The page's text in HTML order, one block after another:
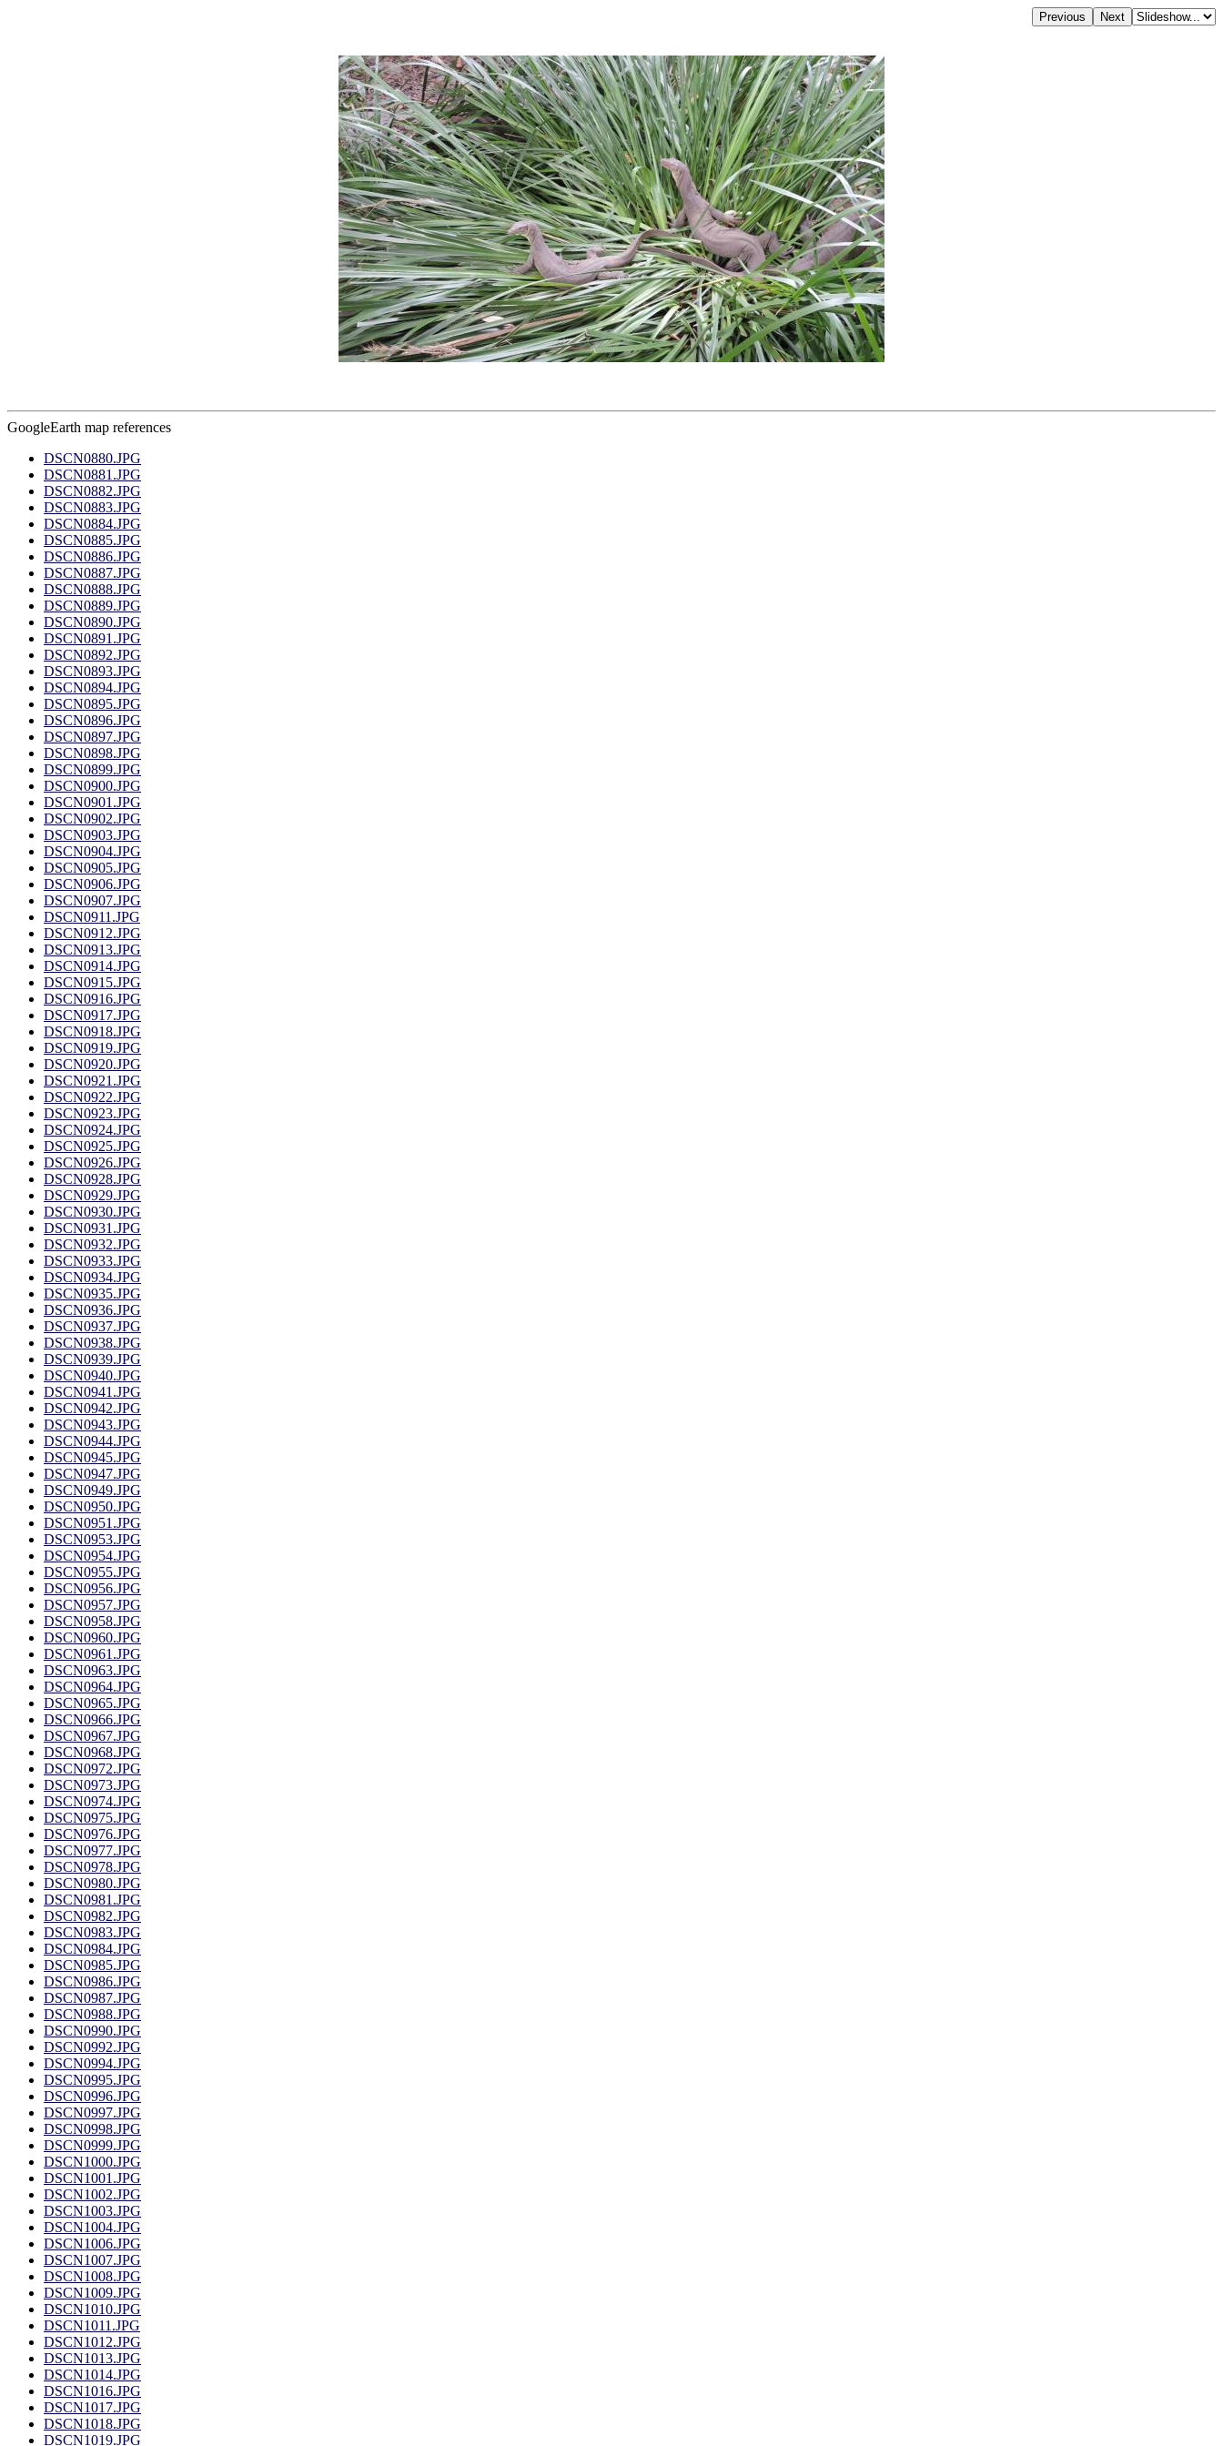
GoogleEarth map references
DSCN0880.JPG
DSCN0881.JPG
DSCN0882.JPG
DSCN0883.JPG
DSCN0884.JPG
DSCN0885.JPG
DSCN0886.JPG
DSCN0887.JPG
DSCN0888.JPG
DSCN0889.JPG
DSCN0890.JPG
DSCN0891.JPG
DSCN0892.JPG
DSCN0893.JPG
DSCN0894.JPG
DSCN0895.JPG
DSCN0896.JPG
DSCN0897.JPG
DSCN0898.JPG
DSCN0899.JPG
DSCN0900.JPG
DSCN0901.JPG
DSCN0902.JPG
DSCN0903.JPG
DSCN0904.JPG
DSCN0905.JPG
DSCN0906.JPG
DSCN0907.JPG
DSCN0911.JPG
DSCN0912.JPG
DSCN0913.JPG
DSCN0914.JPG
DSCN0915.JPG
DSCN0916.JPG
DSCN0917.JPG
DSCN0918.JPG
DSCN0919.JPG
DSCN0920.JPG
DSCN0921.JPG
DSCN0922.JPG
DSCN0923.JPG
DSCN0924.JPG
DSCN0925.JPG
DSCN0926.JPG
DSCN0928.JPG
DSCN0929.JPG
DSCN0930.JPG
DSCN0931.JPG
DSCN0932.JPG
DSCN0933.JPG
DSCN0934.JPG
DSCN0935.JPG
DSCN0936.JPG
DSCN0937.JPG
DSCN0938.JPG
DSCN0939.JPG
DSCN0940.JPG
DSCN0941.JPG
DSCN0942.JPG
DSCN0943.JPG
DSCN0944.JPG
DSCN0945.JPG
DSCN0947.JPG
DSCN0949.JPG
DSCN0950.JPG
DSCN0951.JPG
DSCN0953.JPG
DSCN0954.JPG
DSCN0955.JPG
DSCN0956.JPG
DSCN0957.JPG
DSCN0958.JPG
DSCN0960.JPG
DSCN0961.JPG
DSCN0963.JPG
DSCN0964.JPG
DSCN0965.JPG
DSCN0966.JPG
DSCN0967.JPG
DSCN0968.JPG
DSCN0972.JPG
DSCN0973.JPG
DSCN0974.JPG
DSCN0975.JPG
DSCN0976.JPG
DSCN0977.JPG
DSCN0978.JPG
DSCN0980.JPG
DSCN0981.JPG
DSCN0982.JPG
DSCN0983.JPG
DSCN0984.JPG
DSCN0985.JPG
DSCN0986.JPG
DSCN0987.JPG
DSCN0988.JPG
DSCN0990.JPG
DSCN0992.JPG
DSCN0994.JPG
DSCN0995.JPG
DSCN0996.JPG
DSCN0997.JPG
DSCN0998.JPG
DSCN0999.JPG
DSCN1000.JPG
DSCN1001.JPG
DSCN1002.JPG
DSCN1003.JPG
DSCN1004.JPG
DSCN1006.JPG
DSCN1007.JPG
DSCN1008.JPG
DSCN1009.JPG
DSCN1010.JPG
DSCN1011.JPG
DSCN1012.JPG
DSCN1013.JPG
DSCN1014.JPG
DSCN1016.JPG
DSCN1017.JPG
DSCN1018.JPG
DSCN1019.JPG